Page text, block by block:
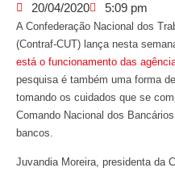
20/04/2020 5:09 pm
A Confederação Nacional dos
(Contraf-CUT) lança nesta
está o funcionamento das
pesquisa é também uma forma
tomando os cuidados que se
Comando Nacional dos
bancos.
Juvandia Moreira, presidenta da